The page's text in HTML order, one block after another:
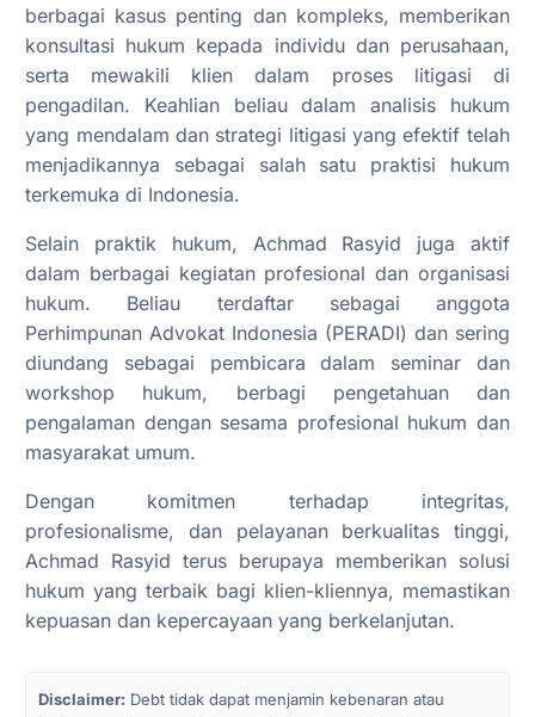
berbagai kasus penting dan kompleks, memberikan
konsultasi hukum kepada individu dan perusahaan,
serta mewakili klien dalam proses litigasi di
pengadilan. Keahlian beliau dalam analisis hukum
yang mendalam dan strategi litigasi yang efektif telah
menjadikannya sebagai salah satu praktisi hukum
terkemuka di Indonesia.
Selain praktik hukum, Achmad Rasyid juga aktif
dalam berbagai kegiatan profesional dan organisasi
hukum. Beliau terdaftar sebagai anggota
Perhimpunan Advokat Indonesia (PERADI) dan sering
diundang sebagai pembicara dalam seminar dan
workshop hukum, berbagi pengetahuan dan
pengalaman dengan sesama profesional hukum dan
masyarakat umum.
Dengan komitmen terhadap integritas,
profesionalisme, dan pelayanan berkualitas tinggi,
Achmad Rasyid terus berupaya memberikan solusi
hukum yang terbaik bagi klien-kliennya, memastikan
kepuasan dan kepercayaan yang berkelanjutan.
Disclaimer: Debt tidak dapat menjamin kebenaran atau